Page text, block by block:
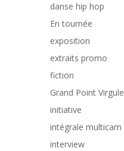
danse hip hop
En tournée
exposition
extraits promo
fiction
Grand Point Virgule
initiative
intégrale multicam
interview